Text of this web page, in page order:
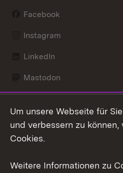
Facebook
Instagram
LinkedIn
Mastodon
X / Twitter
Youtube
Um unsere Webseite für
und verbessern zu
Cookies.
Weitere Informationen zu